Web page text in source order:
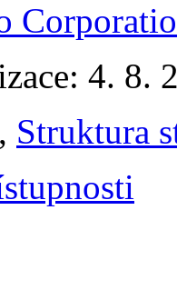
4. 8.
, Struktura